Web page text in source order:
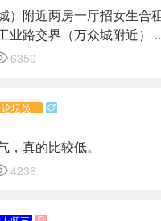
）附近两房一厅招女生合
业路交界（万众城附近）
6350
论坛员一 
真的比较低。
4236